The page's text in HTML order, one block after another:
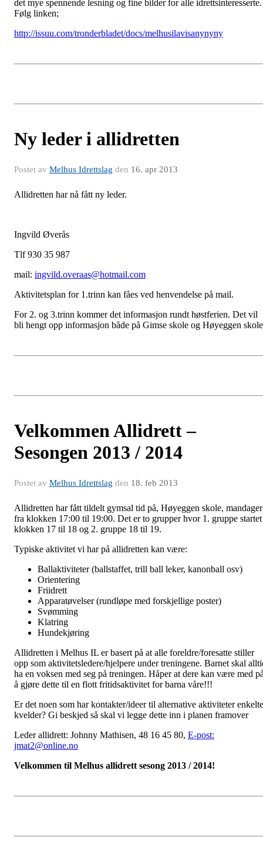
det mye spennende lesning og fine bilder for alle idrettsinteresserte.
Følg linken;
http://issuu.com/tronderbladet/docs/melhusilavisanynyny
Ny leder i allidretten
Postet av Melhus Idrettslag den 16. apr 2013
Allidretten har nå fått ny leder.
Ingvild Øverås
Tlf 930 35 987
mail: ingvild.overaas@hotmail.com
Aktivitetsplan for 1.trinn kan fåes ved henvendelse på mail.
For 2. og 3.trinn kommer det informasjon rundt høstferien. Det vil
bli hengt opp informasjon både på Gimse skole og Høyeggen
Velkommen Allidrett –
Sesongen 2013 / 2014
Postet av Melhus Idrettslag den 18. feb 2013
Allidretten har fått tildelt gymsal tid på, Høyeggen skole, mandager
fra klokken 17:00 til 19:00. Det er to grupper hvor 1. gruppe startet
klokken 17 til 18 og 2. gruppe 18 til 19.
Typiske aktivitet vi har på allidretten kan være:
Ballaktiviteter (ballstaffet, trill ball leker, kanonball osv)
Orientering
Friidrett
Apparatøvelser (rundløpe med forskjellige poster)
Svømming
Klatring
Hundekjøring
Allidretten i Melhus IL er basert på at alle foreldre/foresatte stiller
opp som aktivitetsledere/hjelpere under treningene. Barnet skal
ha en voksen med seg på treningen. Håper at dere kan være med
å gjøre dette til en flott fritidsaktivitet for barna våre!!!
Er det noen som har kontakter/ideer til alternative aktiviteter enkelte
kvelder? Gi beskjed så skal vi legge dette inn i planen framover
Leder allidrett: Johnny Mathisen, 48 16 45 80, E-post:
jmat2@online.no
Velkommen til Melhus allidrett sesong 2013 / 2014!